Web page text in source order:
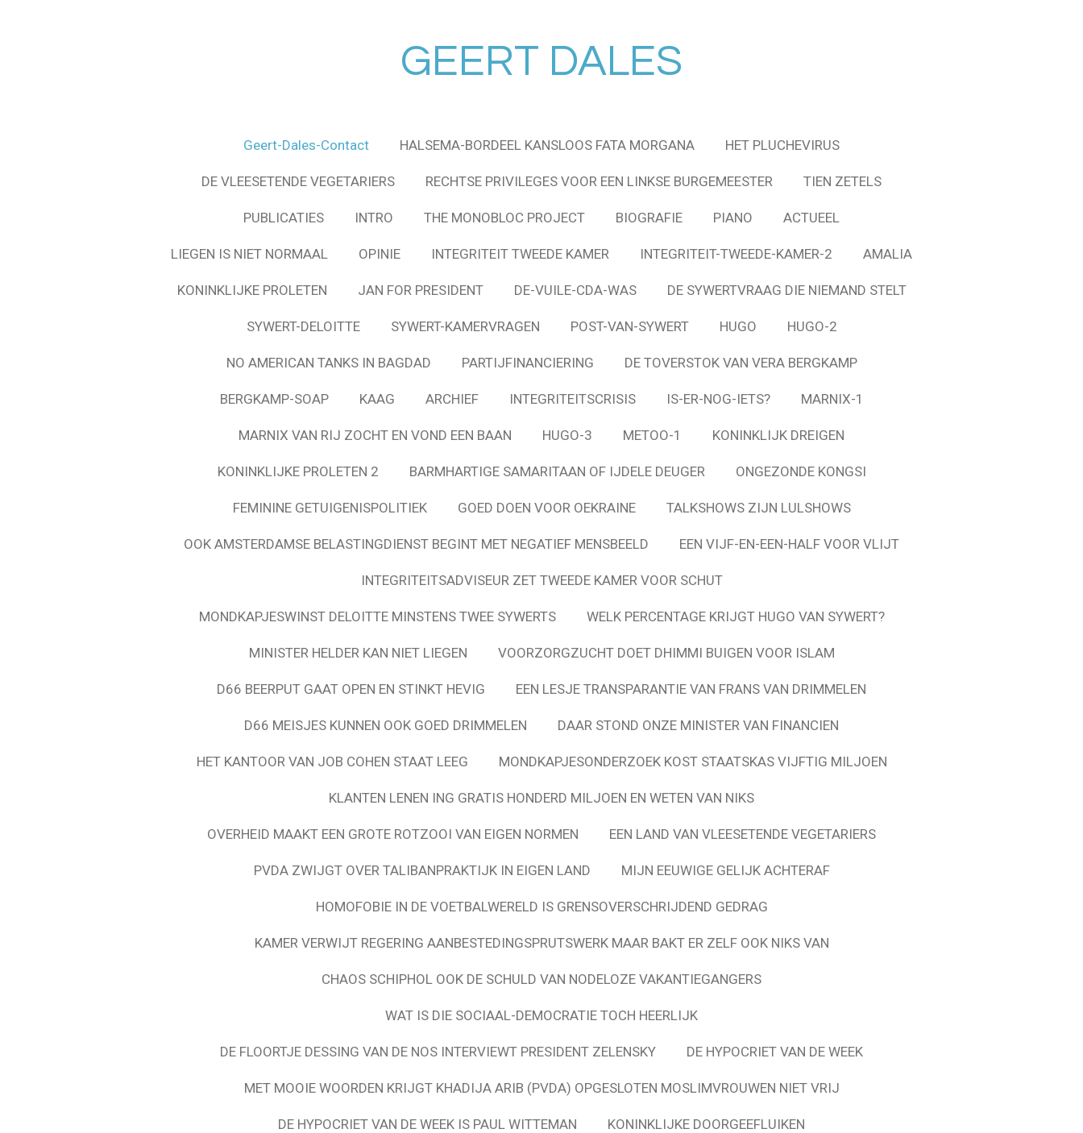
GEERT DALES
Geert-Dales-Contact HALSEMA-BORDEEL KANSLOOS FATA MORGANA HET PLUCHEVIRUS
DE VLEESETENDE VEGETARIERS RECHTSE PRIVILEGES VOOR EEN LINKSE BURGEMEESTER TIEN ZETELS
PUBLICATIES INTRO THE MONOBLOC PROJECT BIOGRAFIE PIANO ACTUEEL
LIEGEN IS NIET NORMAAL OPINIE INTEGRITEIT TWEEDE KAMER INTEGRITEIT-TWEEDE-KAMER-2 AMALIA
KONINKLIJKE PROLETEN JAN FOR PRESIDENT DE-VUILE-CDA-WAS DE SYWERTVRAAG DIE NIEMAND STELT
SYWERT-DELOITTE SYWERT-KAMERVRAGEN POST-VAN-SYWERT HUGO HUGO-2
NO AMERICAN TANKS IN BAGDAD PARTIJFINANCIERING DE TOVERSTOK VAN VERA BERGKAMP
BERGKAMP-SOAP KAAG ARCHIEF INTEGRITEITSCRISIS IS-ER-NOG-IETS? MARNIX-1
MARNIX VAN RIJ ZOCHT EN VOND EEN BAAN HUGO-3 METOO-1 KONINKLIJK DREIGEN
KONINKLIJKE PROLETEN 2 BARMHARTIGE SAMARITAAN OF IJDELE DEUGER ONGEZONDE KONGSI
FEMININE GETUIGENISPOLITIEK GOED DOEN VOOR OEKRAINE TALKSHOWS ZIJN LULSHOWS
OOK AMSTERDAMSE BELASTINGDIENST BEGINT MET NEGATIEF MENSBEELD EEN VIJF-EN-EEN-HALF VOOR VLIJT
INTEGRITEITSADVISEUR ZET TWEEDE KAMER VOOR SCHUT
MONDKAPJESWINST DELOITTE MINSTENS TWEE SYWERTS WELK PERCENTAGE KRIJGT HUGO VAN SYWERT?
MINISTER HELDER KAN NIET LIEGEN VOORZORGZUCHT DOET DHIMMI BUIGEN VOOR ISLAM
D66 BEERPUT GAAT OPEN EN STINKT HEVIG EEN LESJE TRANSPARANTIE VAN FRANS VAN DRIMMELEN
D66 MEISJES KUNNEN OOK GOED DRIMMELEN DAAR STOND ONZE MINISTER VAN FINANCIEN
HET KANTOOR VAN JOB COHEN STAAT LEEG MONDKAPJESONDERZOEK KOST STAATSKAS VIJFTIG MILJOEN
KLANTEN LENEN ING GRATIS HONDERD MILJOEN EN WETEN VAN NIKS
OVERHEID MAAKT EEN GROTE ROTZOOI VAN EIGEN NORMEN EEN LAND VAN VLEESETENDE VEGETARIERS
PVDA ZWIJGT OVER TALIBANPRAKTIJK IN EIGEN LAND MIJN EEUWIGE GELIJK ACHTERAF
HOMOFOBIE IN DE VOETBALWERELD IS GRENSOVERSCHRIJDEND GEDRAG
KAMER VERWIJT REGERING AANBESTEDINGSPRUTSWERK MAAR BAKT ER ZELF OOK NIKS VAN
CHAOS SCHIPHOL OOK DE SCHULD VAN NODELOZE VAKANTIEGANGERS
WAT IS DIE SOCIAAL-DEMOCRATIE TOCH HEERLIJK
DE FLOORTJE DESSING VAN DE NOS INTERVIEWT PRESIDENT ZELENSKY DE HYPOCRIET VAN DE WEEK
MET MOOIE WOORDEN KRIJGT KHADIJA ARIB (PVDA) OPGESLOTEN MOSLIMVROUWEN NIET VRIJ
DE HYPOCRIET VAN DE WEEK IS PAUL WITTEMAN KONINKLIJKE DOORGEEFLUIKEN